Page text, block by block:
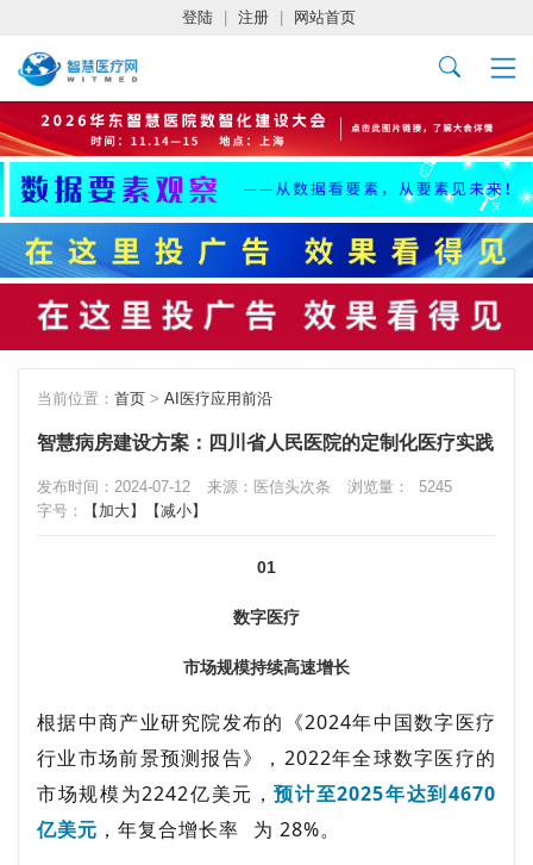
登陆 注册 网站首页
当前位置： 首页 > AI医疗应用前沿
智慧病房建设方案：四川省人民医院的定制化医疗实践
发布时间：2024-07-12 来源：医信头次条 浏览量：
5245
字号：
【加大】 【减小】
01
数字医疗
市场规模持续高速增长
根据中商产业研究院发布的《2024年中国数字医疗
行业市场前景预测报告》，2022年全球数字医疗的
市场规模为2242亿美元，预计至2025年达到4670
亿美元 ， 年复合增长率 为 28%。